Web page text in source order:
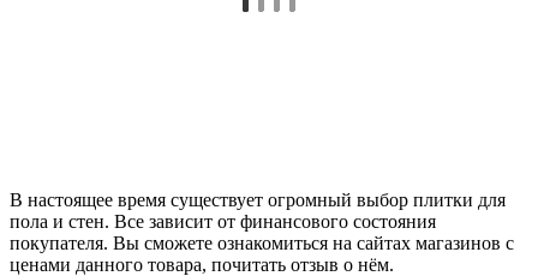
В настоящее время существует огромный выбор плитки для
пола и стен. Все зависит от финансового состояния
покупателя. Вы сможете ознакомиться на сайтах магазинов с
ценами данного товара, почитать отзыв о нём.